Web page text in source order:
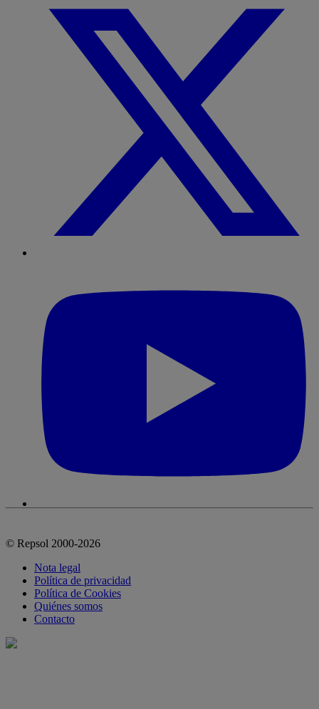
© Repsol 2000-2026
Nota legal
Política de privacidad
Política de Cookies
Quiénes somos
Contacto